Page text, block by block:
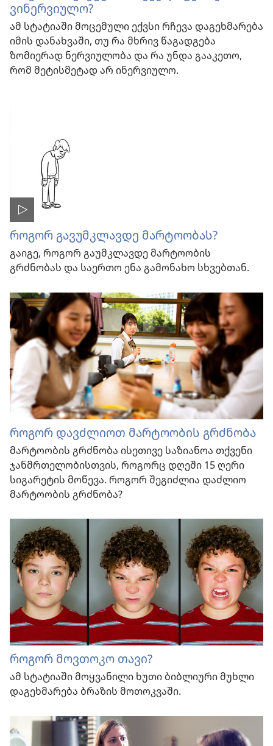
ვინერვიულო?
ამ სტატიაში მოცემული ექვსი რჩევა დაგეხმარება
იმის დანახვაში, თუ რა მხრივ წაგადგება
ზომიერად ნერვიულობა და რა უნდა გააკეთო,
რომ მეტისმეტად არ ინერვიულო.
როგორ გავუმკლავდე მარტოობას?
გაიგე, როგორ გაუმკლავდე მარტოობის
გრძნობას და საერთო ენა გამონახო სხვებთან.
როგორ დავძლიოთ მარტოობის გრძნობა
მარტოობის გრძნობა ისეთივე საზიანოა თქვენი
ჯანმრთელობისთვის, როგორც დღეში 15 ღერი
სიგარეტის მოწევა. როგორ შეგიძლია დაძლიო
მარტოობის გრძნობა?
როგორ მოვთოკო თავი?
ამ სტატიაში მოყვანილი ხუთი ბიბლიური მუხლი
დაგეხმარება ბრაზის მოთოკვაში.